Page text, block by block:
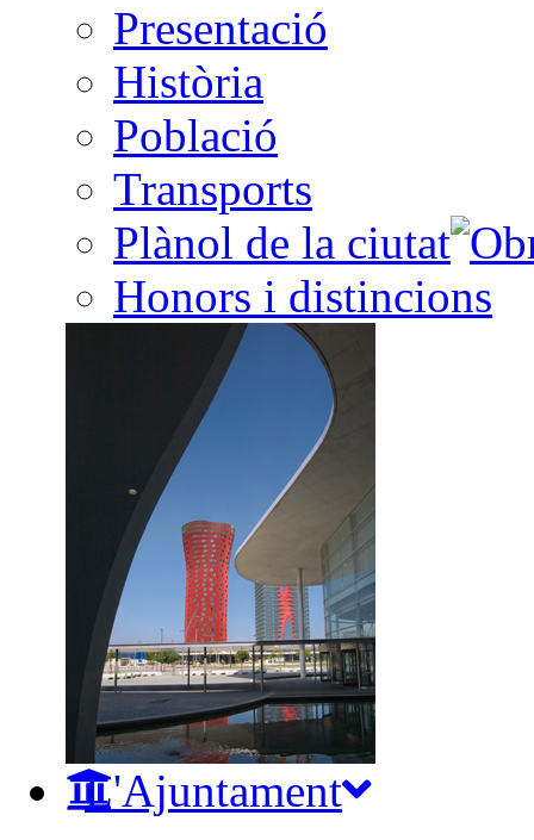
Presentació
Història
Població
Transports
Plànol de la ciutat
Honors i distincions
L'Ajuntament